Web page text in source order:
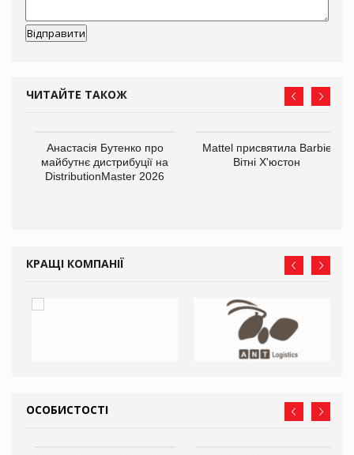
ЧИТАЙТЕ ТАКОЖ
Анастасія Бутенко про
майбутнє дистрибуції на
DistributionMaster 2026
Mattel присвятила Barbie
Вітні Х'юстон
КРАЩІ КОМПАНІЇ
ОСОБИСТОСТІ